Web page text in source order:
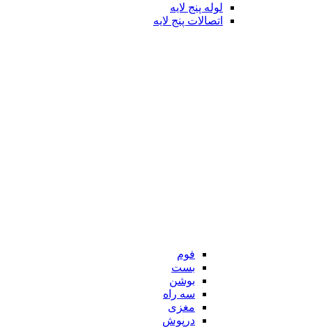
لوله پنج لایه
اتصالات پنج لایه
فوم
بست
بوشن
سه راه
مغزی
درپوش